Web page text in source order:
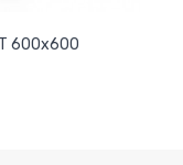
600x600